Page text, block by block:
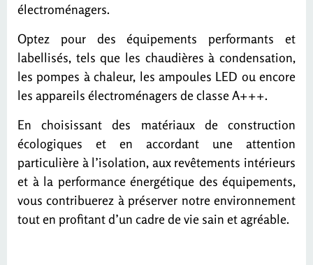
électroménagers.
Optez pour des équipements performants et
labellisés, tels que les chaudières à condensation,
les pompes à chaleur, les ampoules LED ou encore
les appareils électroménagers de classe A+++.
En choisissant des matériaux de construction
écologiques et en accordant une attention
particulière à l’isolation, aux revêtements intérieurs
et à la performance énergétique des équipements,
vous contribuerez à préserver notre environnement
tout en profitant d’un cadre de vie sain et agréable.